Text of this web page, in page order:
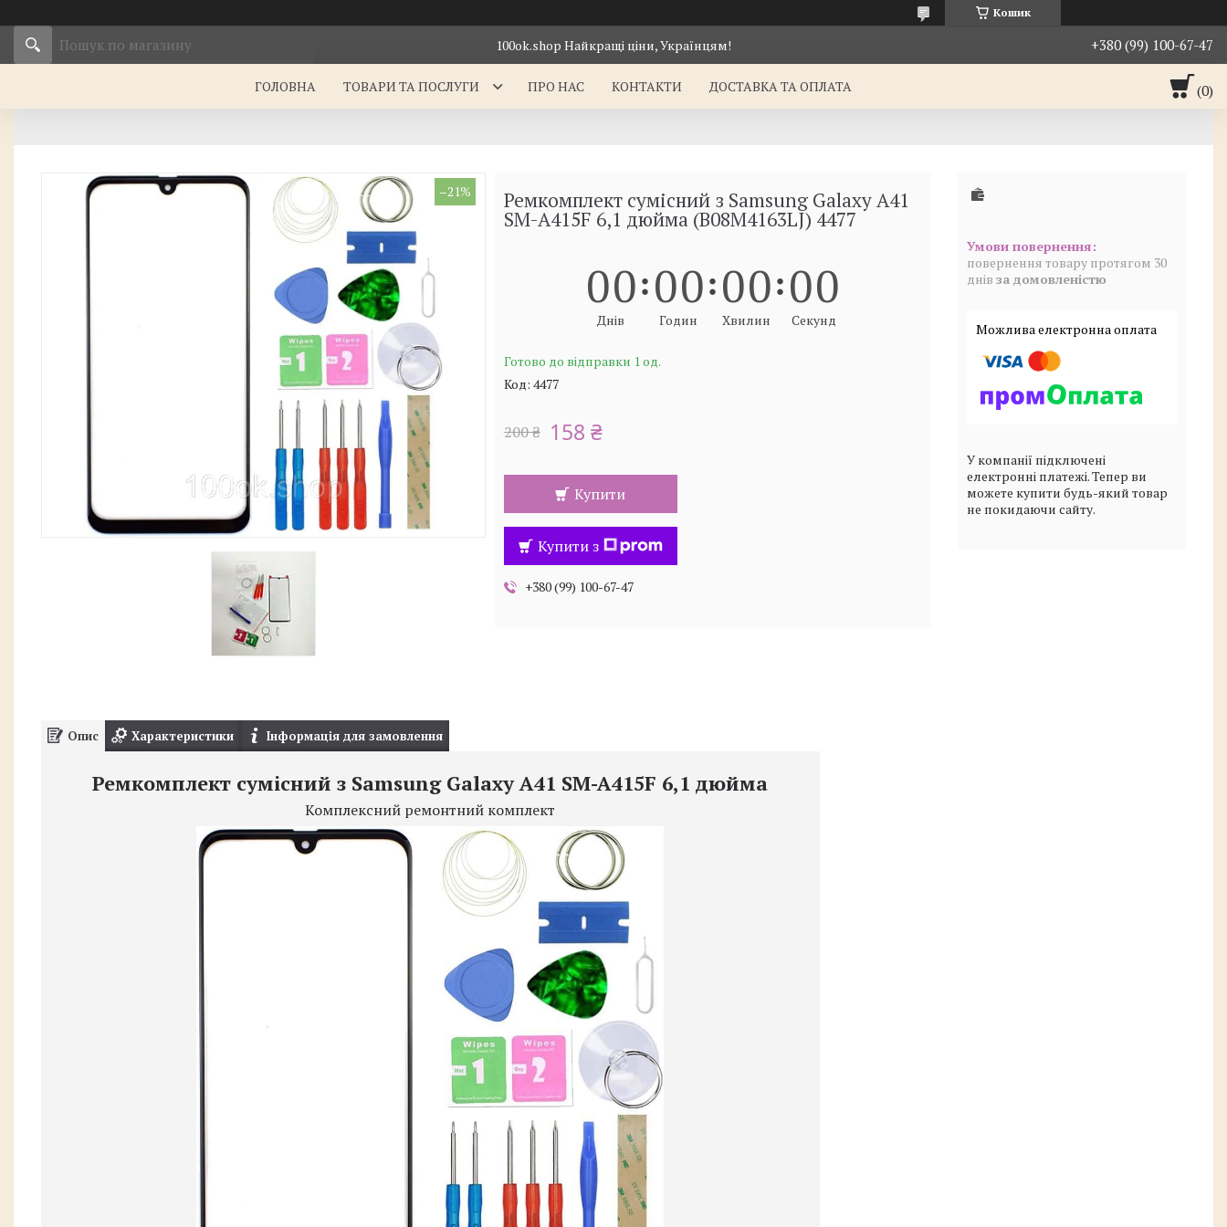
Кошик
100ok.shop Найкращі ціни, Українцям! +380 (99) 100-67-47
ГОЛОВНА ТОВАРИ ТА ПОСЛУГИ ПРО НАС КОНТАКТИ ДОСТАВКА ТА ОПЛАТА
–21% Ремкомплект сумісний з Samsung Galaxy A41
SM-A415F 6,1 дюйма (B08M4163LJ) 4477
00
Днів
00
Годин
00
Хвилин
00
Секунд
Готово до відправки 1 од.
Код: 4477
200 ₴ 158 ₴
Купити
Купити з
+380 (99) 100-67-47
повернення товару протягом 30
днів за домовленістю
У компанії підключені
електронні платежі. Тепер ви
можете купити будь-який товар
не покидаючи сайту.
Опис Характеристики Інформація для замовлення
Ремкомплект сумісний з Samsung Galaxy A41 SM-A415F 6,1 дюйма
Комплексний ремонтний комплект